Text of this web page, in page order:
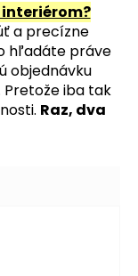
a precízne
hľadáte práve
objednávku
iba tak
Raz, dva
5 hviezdičiek.